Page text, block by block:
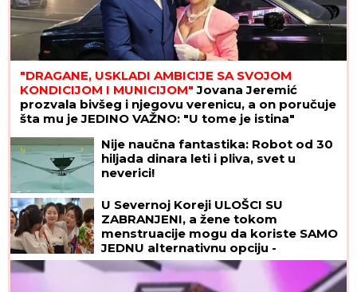
"DRAGANE, USKLADI AMBICIJE SA SVOJOM
KONDICIJOM I MUNICIJOM" Jovana Jeremić
prozvala bivšeg i njegovu verenicu, a on poručuje
šta mu je JEDINO VAŽNO: "U tome je istina"
Nije naučna fantastika: Robot od 30
hiljada dinara leti i pliva, svet u
neverici!
U Severnoj Koreji ULOŠCI SU
ZABRANJENI, a žene tokom
menstruacije mogu da koriste SAMO
JEDNU alternativnu opciju -
zastrašujuća pravila u svetu Kim
Džong Una